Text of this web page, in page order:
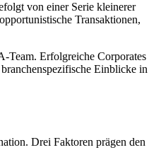
von einer Serie kleinerer
Transaktionen,
Team. Erfolgreiche Corporates
Einblicke in
Drei Faktoren prägen den